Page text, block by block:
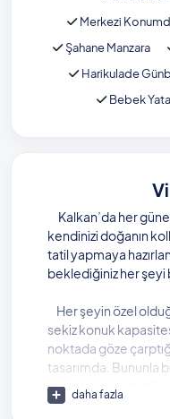
Merkezi
Şahane Manzara
Harikulade
Bebek
Kalkan’da her
kendinizi doğanın
tatil yapmaya
beklediğiniz her şeyi
Her şeyin özel
sekiz konuk
noktada göze
tasarımda. Bununla
da yorgunluk
daha fazla